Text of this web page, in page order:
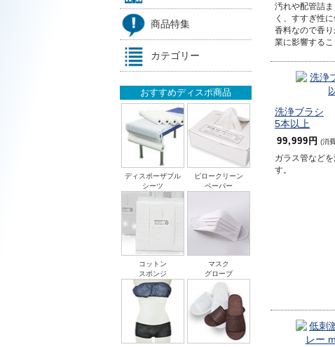
商品特集
カテゴリー
おすすめディスポ商品
ディスポーザブル
シーツ
ピロークリーン
ペーパー
コットン
スポンジ
マスク
グローブ
汚れや配管詰ま
く、すすぎ性
香料なので香
業に影響するこ
洗浄ブラシ
5本以上
99,999円 (消
ガラス管など
す。